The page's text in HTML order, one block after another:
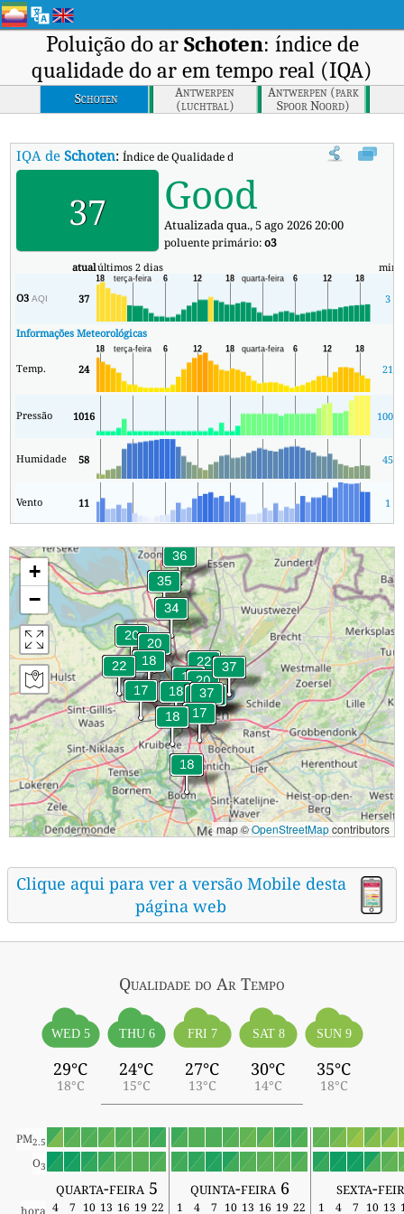
Poluição do ar Schoten: índice de
qualidade do ar em tempo real (IQA)
Schoten
Antwerpen
(luchtbal)
Antwerpen (park
Spoor Noord)
IQA deSchoten:Índice de Qualidade do Ar (IQA) em tempo real em
37 Good
Atualizada qua., 5 ago 2026 20:00
poluente primário:o3
atualúltimos 2 dias min
O3AQI 37 3
Informações Meteorológicas
Temp. 24 21
Pressão 1016 1009
Humidade 58 45
Vento 11 1
+
−
map ©OpenStreetMapcontributors
Clique aqui para ver a versão Mobile desta
página web
Qualidade do Ar Tempo
WED 5
29°C
18°C
THU 6
24°C
15°C
FRI 7
27°C
13°C
SAT 8
30°C
14°C
SUN 9
35°C
18°C
PM2.5
O3
quarta-feira 5 quinta-feira 6 sexta-
hora 4 7 10 13 16 19 22 1 4 7 10 13 16 19 22 1 4 7 10 13